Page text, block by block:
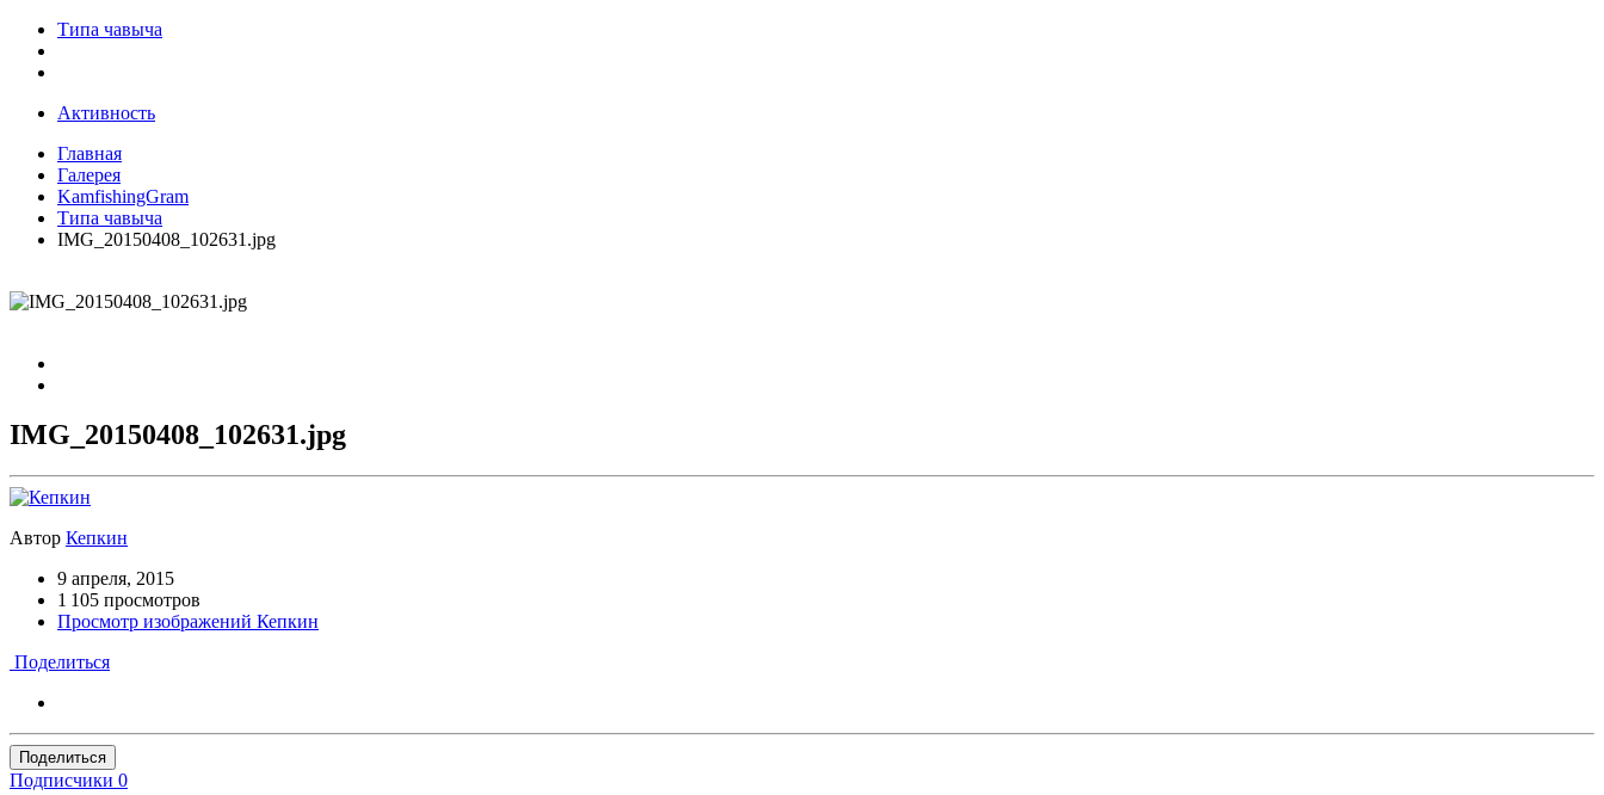
Типа чавыча
Активность
Главная
Галерея
KamfishingGram
Типа чавыча
IMG_20150408_102631.jpg
IMG_20150408_102631.jpg
Автор Кепкин
9 апреля, 2015
1 105 просмотров
Просмотр изображений Кепкин
Поделиться
Поделиться
Подписчики 0